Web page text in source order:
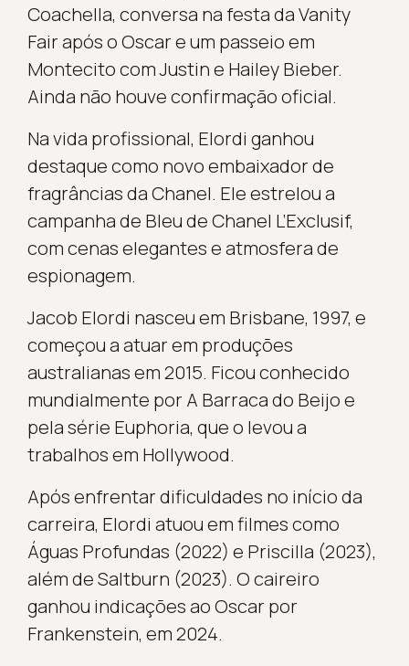
Coachella, conversa na festa da Vanity
Fair após o Oscar e um passeio em
Montecito com Justin e Hailey Bieber.
Ainda não houve confirmação oficial.
Na vida profissional, Elordi ganhou
destaque como novo embaixador de
fragrâncias da Chanel. Ele estrelou a
campanha de Bleu de Chanel L’Exclusif,
com cenas elegantes e atmosfera de
espionagem.
Jacob Elordi nasceu em Brisbane, 1997, e
começou a atuar em produções
australianas em 2015. Ficou conhecido
mundialmente por A Barraca do Beijo e
pela série Euphoria, que o levou a
trabalhos em Hollywood.
Após enfrentar dificuldades no início da
carreira, Elordi atuou em filmes como
Águas Profundas (2022) e Priscilla (2023),
além de Saltburn (2023). O caireiro
ganhou indicações ao Oscar por
Frankenstein, em 2024.